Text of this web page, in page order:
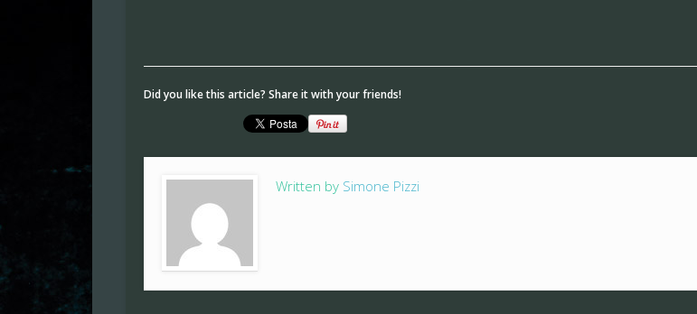
Did you like this article? Share it with your friends!
Written by Simone Pizzi